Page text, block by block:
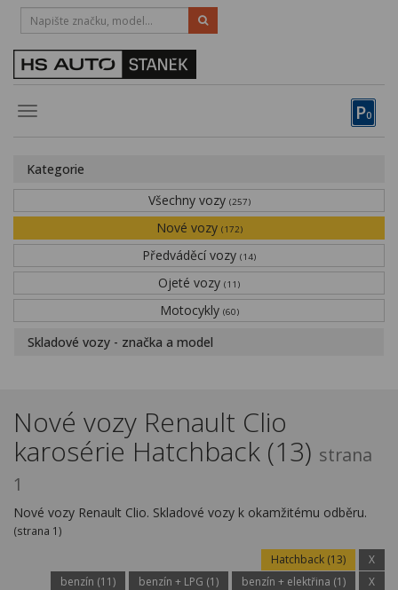
P0
Toggle
HOTLINE:
STRAKONICE-383 335 366
Obytné vozy
Financování
Novinky
Kariéra
Kontakty
Kategorie
Všechny vozy (257)
Nové vozy (172)
Předváděcí vozy (14)
Ojeté vozy (11)
Motocykly (60)
Skladové vozy - značka a model
Nové vozy Renault Clio
karosérie Hatchback (13) strana
1
Nové vozy Renault Clio. Skladové vozy k okamžitému odběru.
(strana 1)
Hatchback (13)
X
benzín (11)
benzín + LPG (1) benzín + elektřina (1)
X